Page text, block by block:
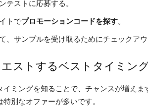
テストに応募する。
トでプロモーションコードを探す。
、サンプルを受け取るためにチェックア
ストするベストタイミン
イミングを知ることで、チャンスが増えま
別なオファーが多いです。